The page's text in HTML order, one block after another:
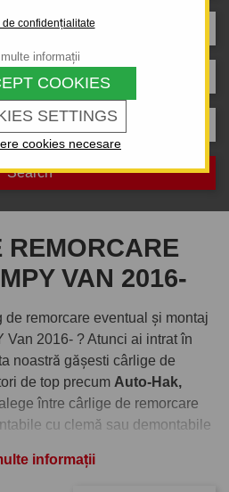
de confidențialitate
SETTINGS
COOKIES
cookies necesare
informații
REMORCARE
VAN 2016-
de remorcare eventual și montaj
Van 2016- ? Atunci ai intrat în
noastră gășesti cârlige de
de top precum Auto-Hak,
între cârlige de remorcare
cu clemă sau demontabile
informații